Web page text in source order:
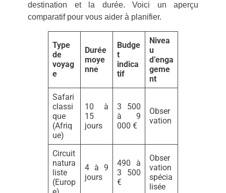
destination et la durée. Voici un aperçu
comparatif pour vous aider à planifier.
Type
de
voyag
e
Durée
moye
nne
Budge
t
indica
tif
Nivea
u
d’enga
geme
nt
Safari
classi
que
(Afriq
ue)
10 à
15
jours
3 500
à 9
000 €
Obser
vation
Circuit
natura
liste
(Europ
4 à 9
jours
490 à
3 500
€
Obser
vation
spécia
lisée